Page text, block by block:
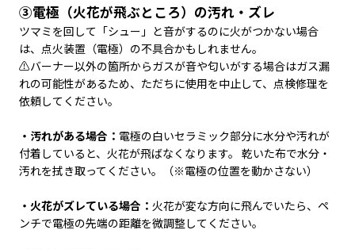
③電極（火花が飛ぶところ）の汚れ・ズレ
ツマミを回して「シュー」と音がするのに火がつかない場合
は、点火装置（電極）の不具合かもしれません。
⚠️バーナー以外の箇所からガスが音や匂いがする場合はガス漏
れの可能性があるため、ただちに使用を中止して、点検修理を
依頼してください。
・汚れがある場合： 電極の白いセラミック部分に水分や汚れが
付着していると、火花が飛ばなくなります。 乾いた布で水分・
汚れを拭き取ってください。（※電極の位置を動かさない）
・火花がズレている場合： 火花が変な方向に飛んでいたら、ペ
ンチで電極の先端の距離を微調整してください。